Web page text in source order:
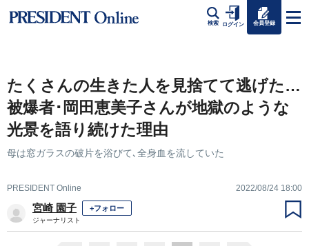
検索 ログイン 会員登録
たくさんの生きた人を見捨てて逃げた…
被爆者･岡田恵美子さんが地獄のような
光景を語り続けた理由
母は窓ガラスの破片を浴びて､全身血を流していた
PRESIDENT Online 2022/08/24 18:00
宮崎 園子 +フォロー
ジャーナリスト